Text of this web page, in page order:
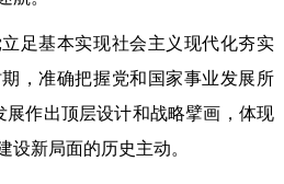
基本实现社会主义现代化夯实
，准确把握党和国家事业发展所
展作出顶层设计和战略擘画，体现
设新局面的历史主动。